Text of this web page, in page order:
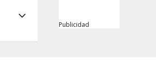
Publicidad